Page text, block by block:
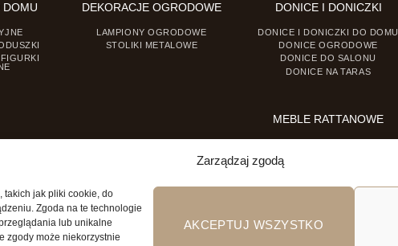
Zarządzaj zgodą
takich jak pliki cookie, do
Zgoda na te technologie
lub unikalne
zgody może niekorzystnie
AKCEPTUJ WSZYSTKO
DOMU DEKORACJE OGRODOWE
LAMPIONY OGRODOWE
STOLIKI METALOWE
DONICE I DONICZKI
DONICE I DONICZKI DO DOMU
DONICE OGRODOWE
DONICE DO SALONU
DONICE NA TARAS
MEBLE RATTANOWE
KRZESŁA RATTANOWE